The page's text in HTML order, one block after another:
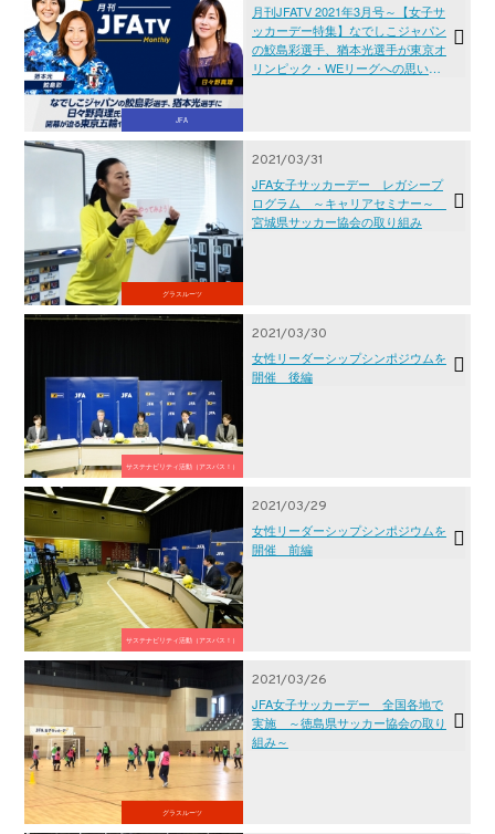
JFA
月刊JFATV 2021年3月号～【女子サ
ッカーデー特集】なでしこジャパン
の鮫島彩選手、猶本光選手が東京オ
リンピック・WEリーグへの思いを
グラスルーツ
2021/03/31
JFA女子サッカーデー レガシープ
ログラム ～キャリアセミナー～
宮城県サッカー協会の取り組み
サステナビリティ活動（アスパス！）
2021/03/30
女性リーダーシップシンポジウムを
開催 後編
サステナビリティ活動（アスパス！）
2021/03/29
女性リーダーシップシンポジウムを
開催 前編
グラスルーツ
2021/03/26
JFA女子サッカーデー 全国各地で
実施 ～徳島県サッカー協会の取り
組み～